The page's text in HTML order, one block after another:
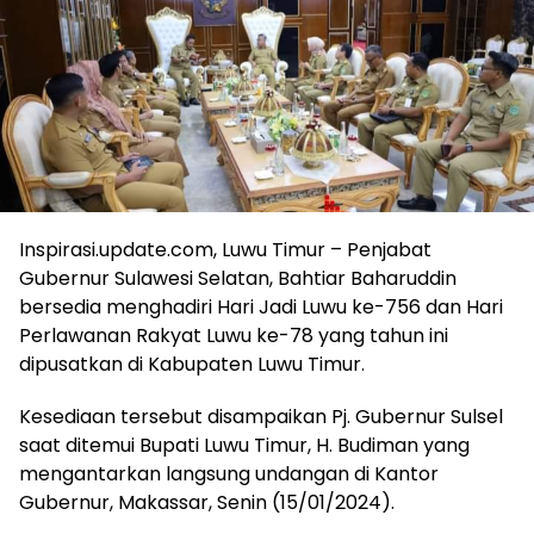
Inspirasi.update.com, Luwu Timur – Penjabat
Gubernur Sulawesi Selatan, Bahtiar Baharuddin
bersedia menghadiri Hari Jadi Luwu ke-756 dan Hari
Perlawanan Rakyat Luwu ke-78 yang tahun ini
dipusatkan di Kabupaten Luwu Timur.
Kesediaan tersebut disampaikan Pj. Gubernur Sulsel
saat ditemui Bupati Luwu Timur, H. Budiman yang
mengantarkan langsung undangan di Kantor
Gubernur, Makassar, Senin (15/01/2024).